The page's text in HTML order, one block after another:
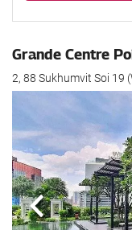
Grande Centre
2, 88 Sukhumvit Soi 19
Anterior